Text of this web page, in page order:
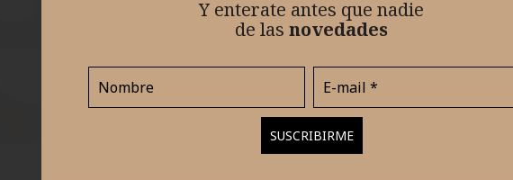
Y enterate antes que nadie
de las novedades